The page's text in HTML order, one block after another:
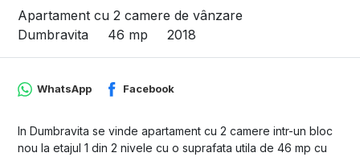
Apartament cu 2 camere de vânzare
Dumbravita
46 mp 2018
WhatsApp Facebook
In Dumbravita se vinde apartament cu 2 camere intr-un bloc
nou la etajul 1 din 2 nivele cu o suprafata utila de 46 mp cu